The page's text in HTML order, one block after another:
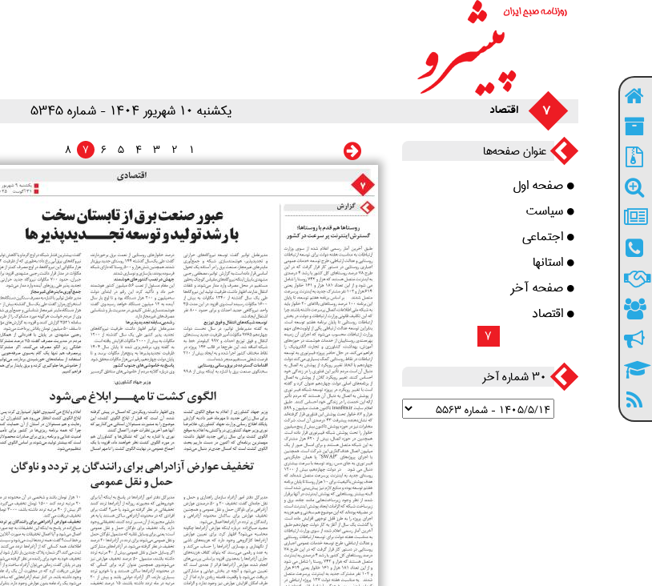
7 اقتصاد ۱۴۰۴ يکشنبه ۱۰ شهريور - شماره 5345
1
2
3
4
5
6
7
8 عنوان صفحه‌ها
صفحه اول
سیاست
اجتماعی
استانها
صفحه آخر
اقتصاد
7
30 شماره آخر